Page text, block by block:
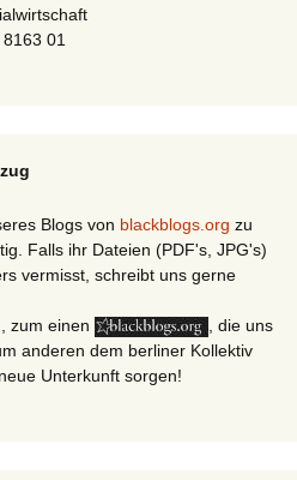
01
Blogs von blackblogs.org zu
Falls ihr Dateien (PDF's, JPG's)
vermisst, schreibt uns gerne
zum einen
, die uns
anderen dem berliner Kollektiv
Unterkunft sorgen!